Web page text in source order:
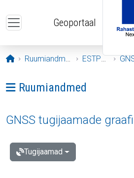
Geoportaal
Avaleht
Ruumiandmed ESTPOS
Ava menüü: Ruumiandmed
Ruumiandmed
GNSS tugijaamade
Tugijaamad